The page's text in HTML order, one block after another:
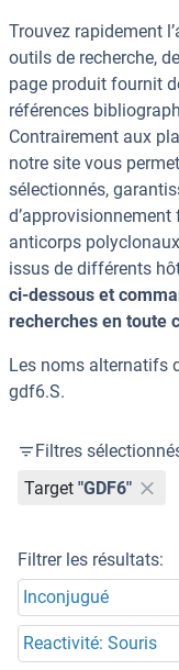
Trouvez rapidement
outils de recherche,
page produit fournit
références
Contrairement aux
notre site vous
sélectionnés,
anticorps
issus de différents
ci-dessous et
recherches en toute
Les noms alternatifs
gdf6.S.
Filtres
Target "GDF6"
Filtrer les résultats:
Inconjugué
Reactivité: Souris